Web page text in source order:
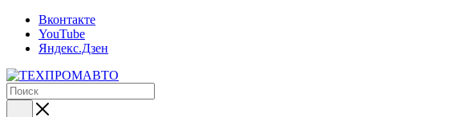
Вконтакте
YouTube
Яндекс.Дзен